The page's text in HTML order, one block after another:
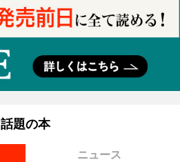
話題の本
ニュース